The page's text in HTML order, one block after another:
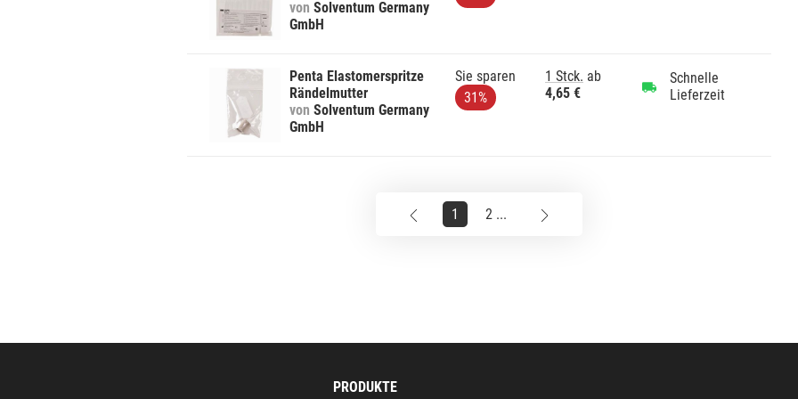
von Solventum Germany
GmbH
Penta Elastomerspritze
Rändelmutter
von Solventum Germany
GmbH
Sie sparen
31%
1 Stck. ab
4,65 €
Schnelle
Lieferzeit
1 2 ...
PRODUKTE